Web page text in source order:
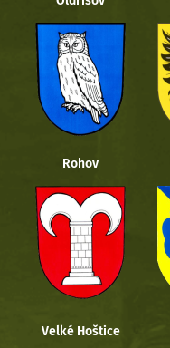
Rohov
Velké Hoštice